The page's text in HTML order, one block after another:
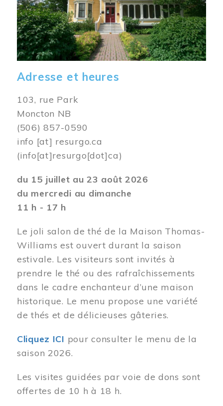
Adresse et heures
103, rue Park
Moncton NB
(506) 857-0590
info [at] resurgo.ca
(info[at]resurgo[dot]ca)
du 15 juillet au 23 août 2026
du mercredi au dimanche
11 h - 17 h
Le joli salon de thé de la Maison Thomas-
Williams est ouvert durant la saison
estivale. Les visiteurs sont invités à
prendre le thé ou des rafraîchissements
dans le cadre enchanteur d’une maison
historique. Le menu propose une variété
de thés et de délicieuses gâteries.
Cliquez ICI pour consulter le menu de la
saison 2026.
Les visites guidées par voie de dons sont
offertes de 10 h à 18 h.